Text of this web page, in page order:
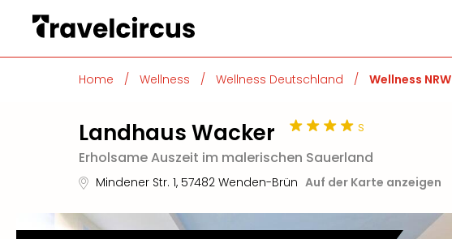
Home / Wellness / Wellness Deutschland / Wellness NRW
Landhaus Wacker
s
Erholsame Auszeit im malerischen Sauerland
Mindener Str. 1, 57482 Wenden-Brün Auf der Karte anzeigen